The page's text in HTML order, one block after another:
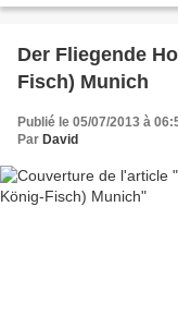
Der Fliegende
Fisch) Munich
Publié le 05/07/2013 à
Par David